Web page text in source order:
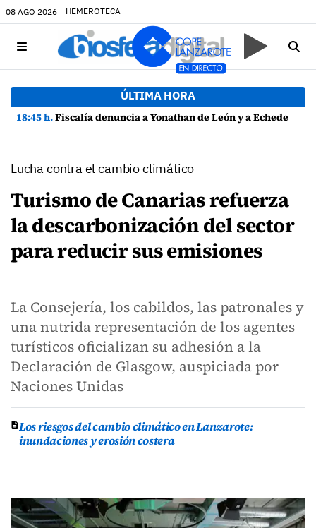
08 AGO 2026 HEMEROTECA
ÚLTIMA HORA
18:45 h.Fiscalía denuncia a Yonathan de León y a Echedey Eugenio por presuntas anomalías en contratos festivos
Lucha contra el cambio climático
Turismo de Canarias refuerza
la descarbonización del sector
para reducir sus emisiones
La Consejería, los cabildos, las patronales y
una nutrida representación de los agentes
turísticos oficializan su adhesión a la
Declaración de Glasgow, auspiciada por
Naciones Unidas
Los riesgos del cambio climático en Lanzarote:
inundaciones y erosión costera